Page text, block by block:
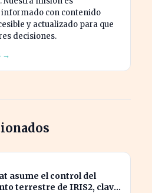
con contenido
y actualizado para que
decisiones.
→
asume el control del
terrestre de IRIS2, clave